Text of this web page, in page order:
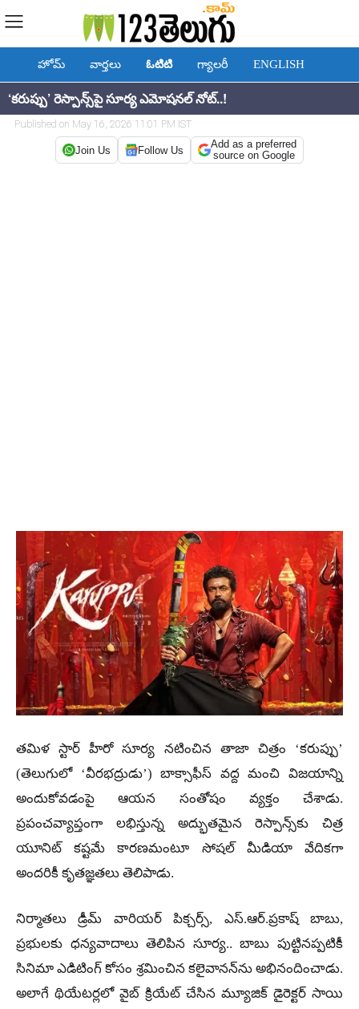
హోమ్ వార్తలు ఓటిటి గ్యాలరీ ENGLISH
‘కరుప్పు’ రెస్పాన్స్‌పై సూర్య ఎమోషనల్ నోట్..!
Published on May 16, 2026 11:01 PM IST
Join Us Follow Us
Add as a preferred
source on Google
తమిళ స్టార్ హీరో సూర్య నటించిన తాజా చిత్రం ‘కరుప్పు’
(తెలుగులో ‘వీరభద్రుడు’) బాక్సాఫీస్ వద్ద మంచి విజయాన్ని
అందుకోవడంపై ఆయన సంతోషం వ్యక్తం చేశాడు.
ప్రపంచవ్యాప్తంగా లభిస్తున్న అద్భుతమైన రెస్పాన్స్‌కు చిత్ర
యూనిట్ కష్టమే కారణమంటూ సోషల్ మీడియా వేదికగా
అందరికీ కృతజ్ఞతలు తెలిపాడు.
నిర్మాతలు డ్రీమ్ వారియర్ పిక్చర్స్, ఎస్.ఆర్.ప్రకాష్ బాబు,
ప్రభులకు ధన్యవాదాలు తెలిపిన సూర్య.. బాబు పుట్టినప్పటికీ
సినిమా ఎడిటింగ్ కోసం శ్రమించిన కలైవానన్‌ను అభినందించాడు.
అలాగే థియేటర్లలో వైబ్ క్రియేట్ చేసిన మ్యూజిక్ డైరెక్టర్ సాయి